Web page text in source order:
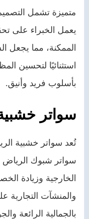
متميزة تشمل
يعمل الخبراء على
الممكنة، مما يجعل
استثنائيًا لتحسين
بأسلوب فريد وأنيق.
سواتر
تُعد سواتر خشبية
سواتر شبوك الرياض
الخارجية وزيادة
والمنشآت التجارية
بالجمالية الرائعة